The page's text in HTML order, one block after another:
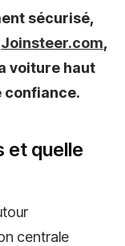
sécurisé,
Joinsteer.com,
voiture haut
confiance.
et quelle
centrale